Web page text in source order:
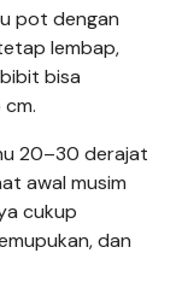
pot dengan
lembap,
bisa
20–30 derajat
awal musim
cukup
dan